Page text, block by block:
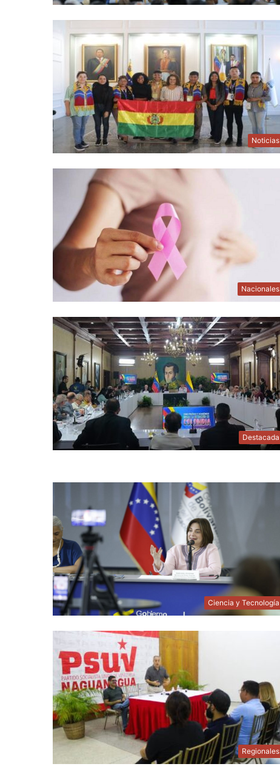
Noticias
Nacionales
Destacada
Ciencia y Tecnología
Regionales